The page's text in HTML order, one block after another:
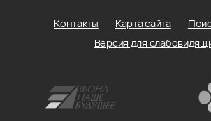
Контакты Карта сайта
Версия для